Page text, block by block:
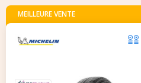
MEILLEURE VENTE